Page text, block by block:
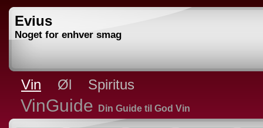
Evius
Noget for enhver smag
Vin Øl Spiritus
VinGuide Din Guide til God Vin